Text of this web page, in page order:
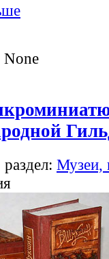
None
раздел: Музеи,